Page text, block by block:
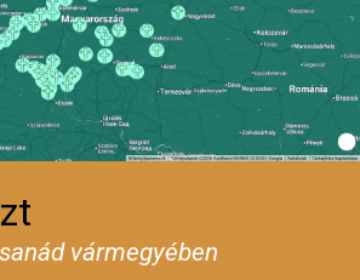
vármegyében